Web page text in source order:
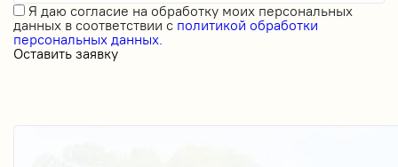
Я даю согласие на обработку моих персональных
данных в соответствии с политикой обработки
персональных данных.
Оставить заявку